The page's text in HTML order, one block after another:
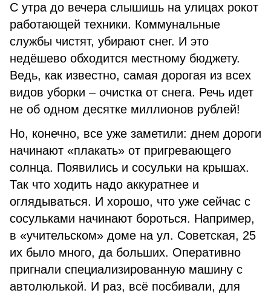
С утра до вечера слышишь на улицах рокот
работающей техники. Коммунальные
службы чистят, убирают снег. И это
недёшево обходится местному бюджету.
Ведь, как известно, самая дорогая из всех
видов уборки – очистка от снега. Речь идет
не об одном десятке миллионов рублей!
Но, конечно, все уже заметили: днем дороги
начинают «плакать» от пригревающего
солнца. Появились и сосульки на крышах.
Так что ходить надо аккуратнее и
оглядываться. И хорошо, что уже сейчас с
сосульками начинают бороться. Например,
в «учительском» доме на ул. Советская, 25
их было много, да больших. Оперативно
пригнали специализированную машину с
автолюлькой. И раз, всё посбивали, для